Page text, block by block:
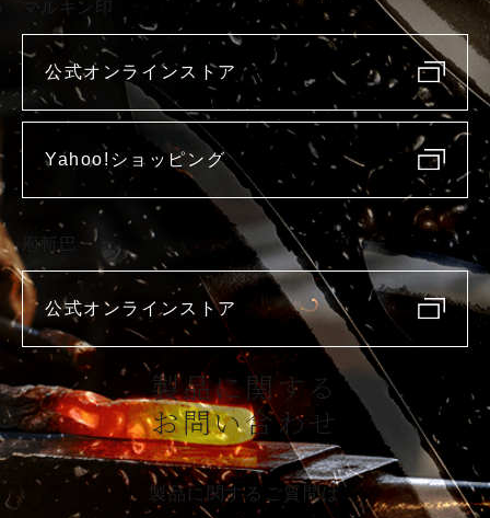
マルキン印
公式オンラインストア
Yahoo!ショッピング
庖斬巴
公式オンラインストア
製品に関する
お問い合わせ
製品に関するご質問は